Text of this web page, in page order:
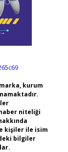
kurum
niteliği
kişiler ile isim
bilgiler